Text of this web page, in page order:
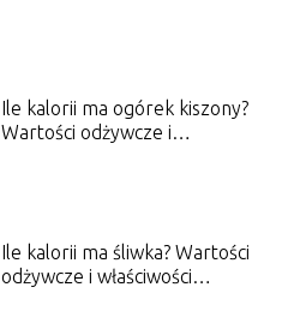
Ile kalorii ma ogórek kiszony?
Wartości odżywcze i
Ile kalorii ma śliwka? Wartości
odżywcze i właściwości